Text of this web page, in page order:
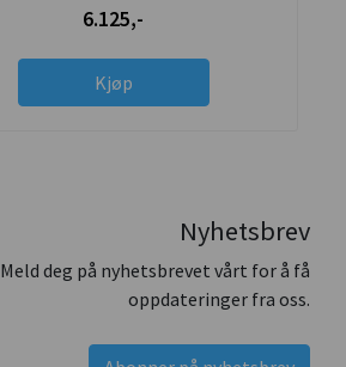
6.125,-
Kjøp
Nyhetsbrev
Meld deg på nyhetsbrevet vårt for å få
oppdateringer fra oss.